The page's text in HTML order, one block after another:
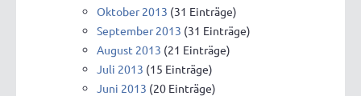
Oktober 2013 (31 Einträge)
September 2013 (31 Einträge)
August 2013 (21 Einträge)
Juli 2013 (15 Einträge)
Juni 2013 (20 Einträge)